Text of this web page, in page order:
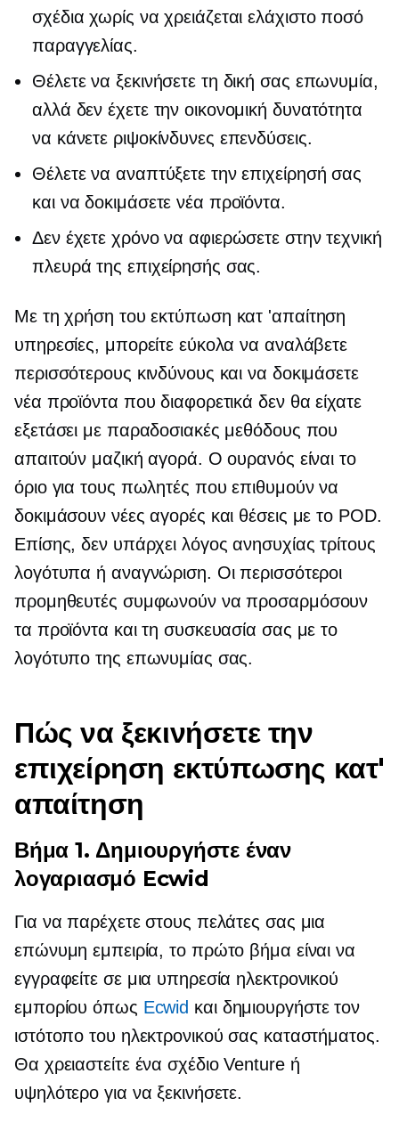
σχέδια χωρίς να χρειάζεται ελάχιστο ποσό
παραγγελίας.
Θέλετε να ξεκινήσετε τη δική σας επωνυμία,
αλλά δεν έχετε την οικονομική δυνατότητα
να κάνετε ριψοκίνδυνες επενδύσεις.
Θέλετε να αναπτύξετε την επιχείρησή σας
και να δοκιμάσετε νέα προϊόντα.
Δεν έχετε χρόνο να αφιερώσετε στην τεχνική
πλευρά της επιχείρησής σας.
Με τη χρήση τουεκτύπωση κατ 'απαίτηση
υπηρεσίες, μπορείτε εύκολα να αναλάβετε
περισσότερους κινδύνους και να δοκιμάσετε
νέα προϊόντα που διαφορετικά δεν θα είχατε
εξετάσει με παραδοσιακές μεθόδους που
απαιτούν μαζική αγορά. Ο ουρανός είναι το
όριο για τους πωλητές που επιθυμούν να
δοκιμάσουν νέες αγορές και θέσεις με το POD.
Επίσης, δεν υπάρχει λόγος ανησυχίαςτρίτους
λογότυπα ή αναγνώριση. Οι περισσότεροι
προμηθευτές συμφωνούν να προσαρμόσουν
τα προϊόντα και τη συσκευασία σας με το
λογότυπο της επωνυμίας σας.
Πώς να ξεκινήσετε την
επιχείρηση εκτύπωσης κατ'
απαίτηση
Βήμα 1. Δημιουργήστε έναν
λογαριασμό Ecwid
Για να παρέχετε στους πελάτες σας μια
επώνυμη εμπειρία, το πρώτο βήμα είναι να
εγγραφείτε σε μια υπηρεσία ηλεκτρονικού
εμπορίου όπως Ecwid και δημιουργήστε τον
ιστότοπο του ηλεκτρονικού σας καταστήματος.
Θα χρειαστείτε ένα σχέδιο Venture ή
υψηλότερο για να ξεκινήσετε.